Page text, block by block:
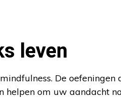
leven
De
helpen om uw aandacht